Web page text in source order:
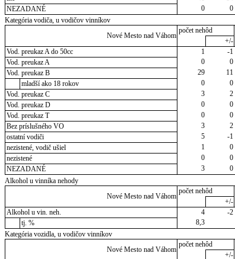
NEZADANÉ
0 0
Kategória vodiča, u vodičov vinníkov
Nové Mesto nad Váhom
počet nehôd
+/-
Vod. preukaz A do 50cc
1 -1
Vod. preukaz A
0 0
Vod. preukaz B
29 11
mladší ako 18 rokov
0 0
Vod. preukaz C
3 2
Vod. preukaz D
0 0
Vod. preukaz T
0 0
Bez príslušného VO
3 2
ostatní vodiči
5 -1
nezistené, vodič ušiel
1 0
nezistené
0 0
NEZADANÉ
3 0
Alkohol u vinníka nehody
Nové Mesto nad Váhom
počet nehôd
+/-
Alkohol u vin. neh.
4 -2
tj. %
8,3
Kategória vozidla, u vodičov vinníkov
Nové Mesto nad Váhom
počet nehôd
+/-